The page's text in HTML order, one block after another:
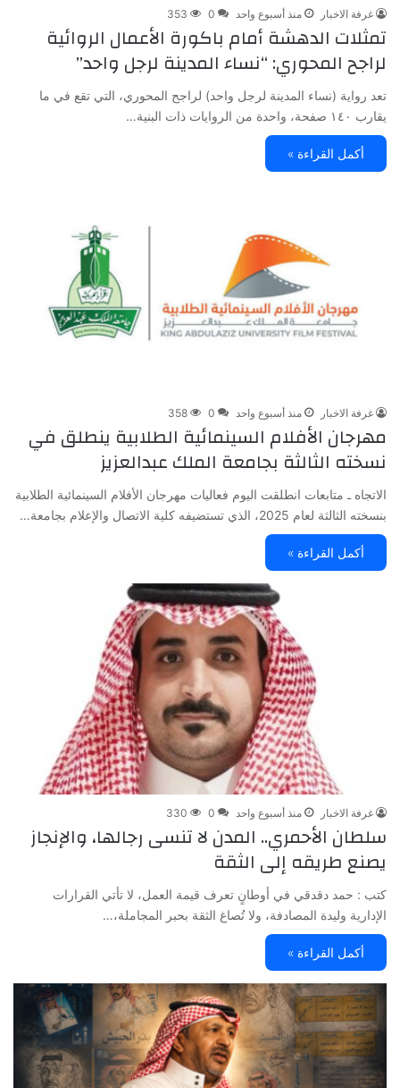
غرفة الاخبار منذ أسبوع واحد 0
353
تمثلات الدهشة أمام باكورة الأعمال الروائية
لراجح المحوري: “نساء المدينة لرجل واحد”
تعد رواية (نساء المدينة لرجل واحد) لراجح المحوري، التي تقع في ما
يقارب ١٤٠ صفحة، واحدة من الروايات ذات البنية…
أكمل القراءة »
غرفة الاخبار منذ أسبوع واحد 0
358
مهرجان الأفلام السينمائية الطلابية ينطلق في
نسخته الثالثة بجامعة الملك عبدالعزيز
الاتجاه ـ متابعات انطلقت اليوم فعاليات مهرجان الأفلام السينمائية الطلابية
بنسخته الثالثة لعام 2025، الذي تستضيفه كلية الاتصال والإعلام بجامعة…
أكمل القراءة »
غرفة الاخبار منذ أسبوع واحد 0
330
سلطان الأحمري.. المدن لا تنسى رجالها، والإنجاز
يصنع طريقه إلى الثقة
كتب : حمد دقدقي في أوطانٍ تعرف قيمة العمل، لا تأتي القرارات
الإدارية وليدة المصادفة، ولا تُصاغ الثقة بحبر المجاملة،…
أكمل القراءة »